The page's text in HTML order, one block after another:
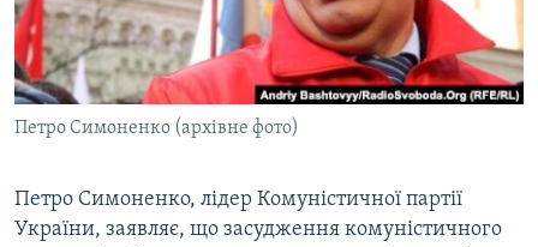
СВІДЧЕННЯ ОКУПАЦІЇ
УКРАЇНСЬКА ПРОБЛЕМА КРИМУ
ІНФОГРАФІКА
Qırımtatar
ДОЛУЧАЙСЯ!
Усі сайти RFE/RL
Петро Симоненко (архівне фото)
Петро Симоненко, лідер Комуністичної партії
України, заявляє, що засудження комуністичного